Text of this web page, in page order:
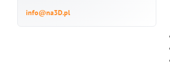
info@na3D.pl